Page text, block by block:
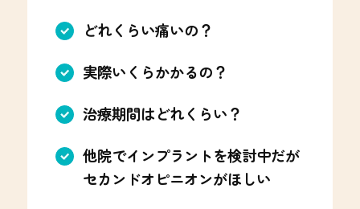
どれくらい痛いの？
実際いくらかかるの？
治療期間はどれくらい？
他院でインプラントを検討中だが
セカンドオピニオンがほしい